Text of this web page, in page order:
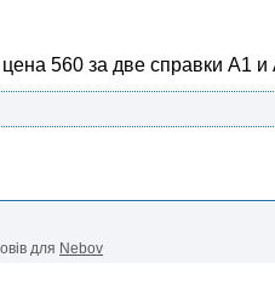
560 за две справки А1
для Nebov